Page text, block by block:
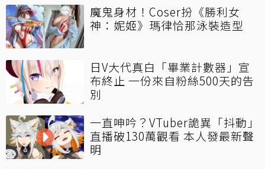
魔鬼身材！Coser扮《勝利女
神：妮姬》瑪律恰那泳裝造型
日V大代真白「畢業計數器」宣
布終止 一份來自粉絲500天的告
別
一直呻吟？VTuber詭異「抖動」
直播破130萬觀看 本人發最新聲
明